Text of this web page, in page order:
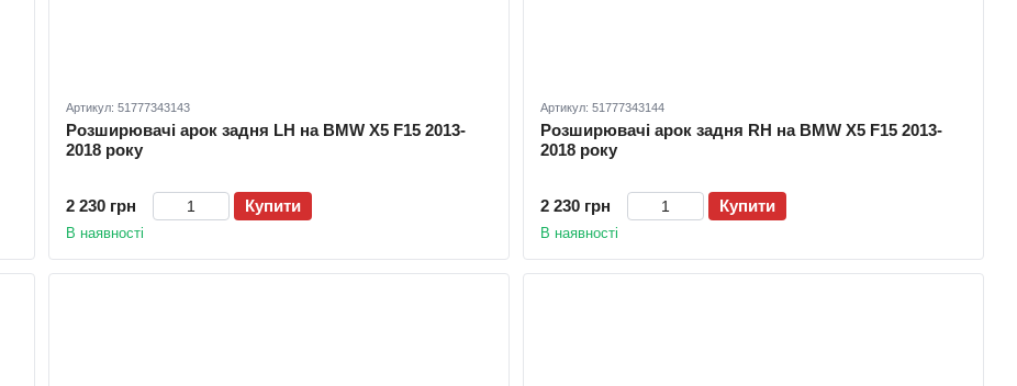
Артикул: 51777343143
Розширювачі арок задня LH на BMW X5 F15 2013-
2018 року
2 230 грн Купити
В наявності
Артикул: 51777343144
Розширювачі арок задня RH на BMW X5 F15 2013-
2018 року
2 230 грн Купити
В наявності